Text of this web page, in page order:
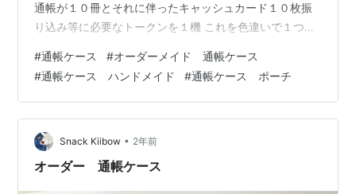
通帳が１０冊とそれに伴ったキャッシュカード１０枚振
り込み等に必要なトークンを１機 これを色違いで１つず
きました やはりゴールドは必須のようですね 手縫いとミ
シン縫いを使い分け 使い易さも考慮しながら製作しお届
けさせて頂きました ご注文いつもありがとうございます
革工房Taku (Kyoto) Mail loop@leather-taku.com LINE
leathertaku Tel …
#通帳ケース #オーダーメイド 通帳ケース
#通帳ケース ハンドメイド #通帳ケース ポーチ
Snack Kiibow • 2年前
オーダー 通帳ケース